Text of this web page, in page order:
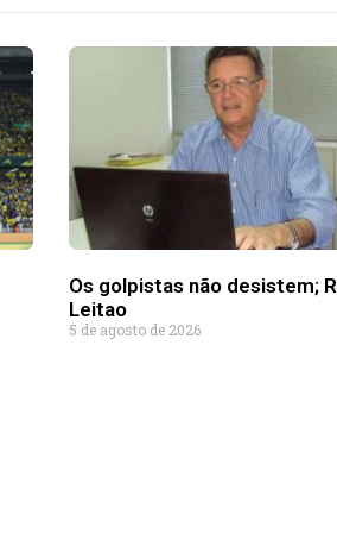
Os golpistas não desistem;
Leitao
5 de agosto de 2026